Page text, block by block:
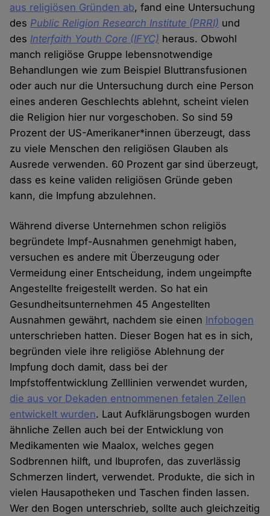
aus religiösen Gründen ab, fand eine Untersuchung
des Public Religion Research Institute (PRRI) und
des Interfaith Youth Core (IFYC) heraus. Obwohl
manch religiöse Gruppe lebensnotwendige
Behandlungen wie zum Beispiel Bluttransfusionen
oder auch nur die Untersuchung durch eine Person
eines anderen Geschlechts ablehnt, scheint vielen
die Religion hier nur vorgeschoben. So sind 59
Prozent der US-Amerikaner*innen überzeugt, dass
zu viele Menschen den religiösen Glauben als
Ausrede verwenden. 60 Prozent gar sind überzeugt,
dass es keine validen religiösen Gründe geben
kann, die Impfung abzulehnen.
Während diverse Unternehmen schon religiös
begründete Impf-Ausnahmen genehmigt haben,
versuchen es andere mit Überzeugung oder
Vermeidung einer Entscheidung, indem ungeimpfte
Angestellte freigestellt werden. So hat ein
Gesundheitsunternehmen 45 Angestellten
Ausnahmen gewährt, nachdem sie einen Infobogen
unterschrieben hatten. Dieser Bogen hat es in sich,
begründen viele ihre religiöse Ablehnung der
Impfung doch damit, dass bei der
Impfstoffentwicklung Zelllinien verwendet wurden,
die aus vor Dekaden entnommenen fetalen Zellen
entwickelt wurden. Laut Aufklärungsbogen wurden
ähnliche Zellen auch bei der Entwicklung von
Medikamenten wie Maalox, welches gegen
Sodbrennen hilft, und Ibuprofen, das zuverlässig
Schmerzen lindert, verwendet. Produkte, die sich in
vielen Hausapotheken und Taschen finden lassen.
Wer den Bogen unterschrieb, sollte auch gleichzeitig